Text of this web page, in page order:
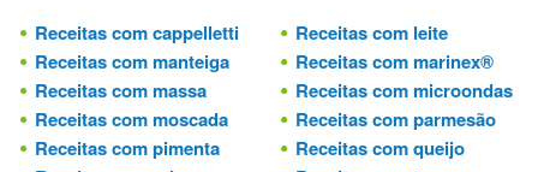
Receitas com cappelletti
Receitas com leite
Receitas com manteiga
Receitas com marinex®
Receitas com massa
Receitas com microondas
Receitas com moscada
Receitas com parmesão
Receitas com pimenta
Receitas com queijo